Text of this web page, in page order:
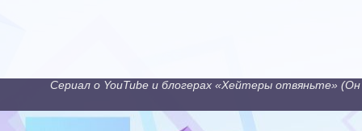
Сериал о YouTube и блогерах «Хейтеры отвяньте»